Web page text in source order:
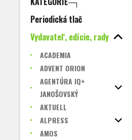
Periodická tlač
Vydavateľ, edície, rady
ACADEMIA
ADVENT ORION
AGENTÚRA IQ+
JANOŠOVSKÝ
AKTUELL
ALPRESS
AMOS